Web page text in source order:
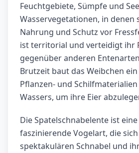
Feuchtgebiete, Sümpfe und
Wasservegetationen, in denen
Nahrung und Schutz vor
ist territorial und verteidigt ihr
gegenüber anderen
Brutzeit baut das Weibchen
Pflanzen- und
Wassers, um ihre Eier
Die Spatelschnabelente ist
faszinierende Vogelart, die
spektakulären Schnabel und